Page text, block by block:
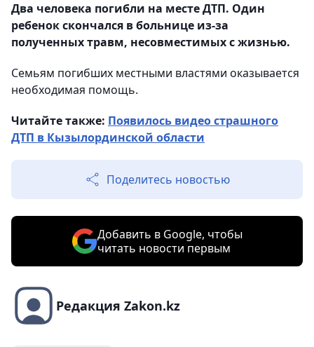
Два человека погибли на месте ДТП. Один
ребенок скончался в больнице из-за
полученных травм, несовместимых с жизнью.
Семьям погибших местными властями оказывается
необходимая помощь.
Читайте также: Появилось видео страшного
ДТП в Кызылординской области
Поделитесь новостью
Добавить в Google, чтобы
читать новости первым
Редакция Zakon.kz